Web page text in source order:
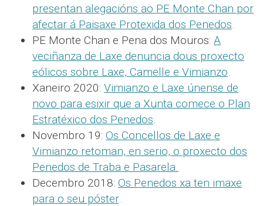
presentan alegacións ao PE Monte Chan por
afectar á Paisaxe Protexida dos Penedos.
PE Monte Chan e Pena dos Mouros: A
veciñanza de Laxe denuncia dous proxecto
eólicos sobre Laxe, Camelle e Vimianzo.
Xaneiro 2020: Vimianzo e Laxe únense de
novo para esixir que a Xunta comece o Plan
Estratéxico dos Penedos.
Novembro 19: Os Concellos de Laxe e
Vimianzo retoman, en serio, o proxecto dos
Penedos de Traba e Pasarela.
Decembro 2018: Os Penedos xa ten imaxe
para o seu póster.